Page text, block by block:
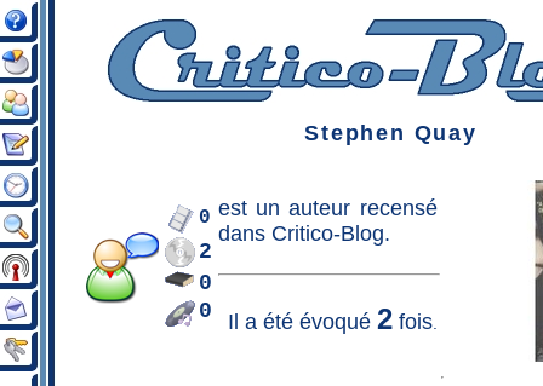
Stephen Quay
0
2
0
0
est unauteur recensé
dans Critico-Blog.
Il a été évoqué 2fois.